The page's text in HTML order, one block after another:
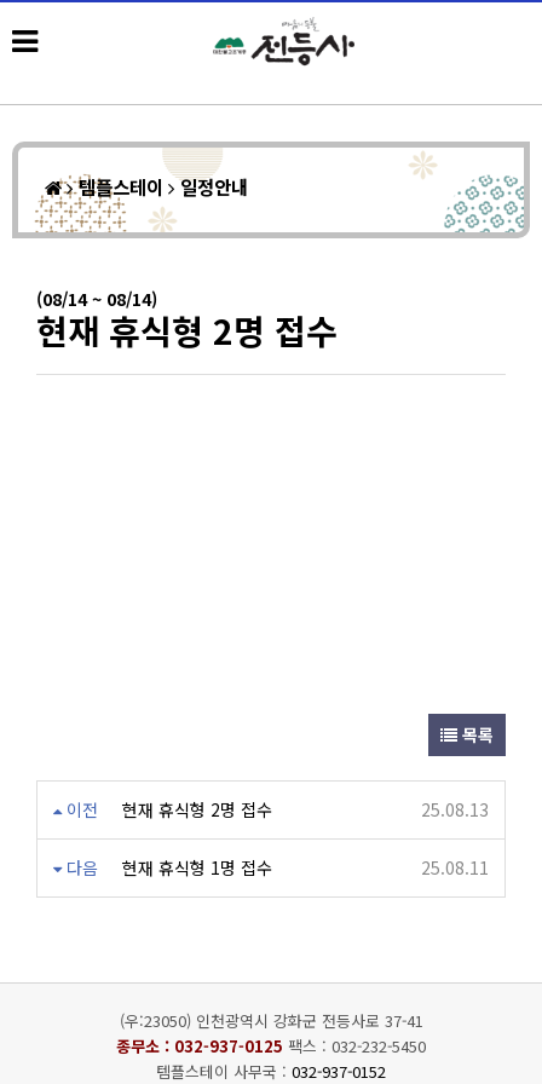
템플스테이 일정안내
(08/14 ~ 08/14)
현재 휴식형 2명 접수
목록
이전 현재 휴식형 2명 접수 25.08.13
다음 현재 휴식형 1명 접수 25.08.11
(우:23050) 인천광역시 강화군 전등사로 37-41
종무소 : 032-937-0125 팩스 : 032-232-5450
템플스테이 사무국 : 032-937-0152